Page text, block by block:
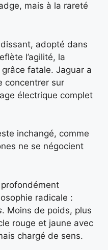
mais à la rareté
adopté dans
l’agilité, la
fatale. Jaguar a
concentrer sur
électrique complet
inchangé, comme
ne se négocient
radicale :
. Moins de poids, plus
rouge et jaune avec
chargé de sens.